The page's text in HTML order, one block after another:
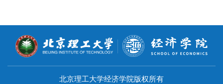
北京理工大学经济学院版权所有